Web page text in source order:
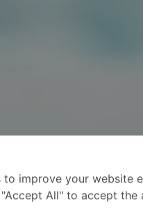
to improve your website
All" to accept the